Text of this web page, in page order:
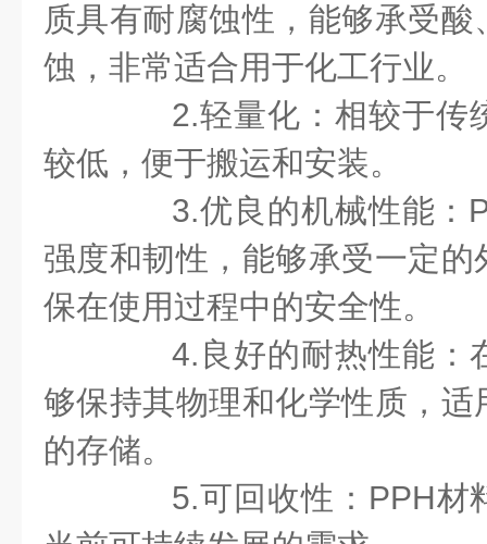
质具有耐腐蚀性，能够承受
蚀，非常适合用于化工行业。
2.轻量化：相较于传
较低，便于搬运和安装。
3.优良的机械性能：
强度和韧性，能够承受一定
保在使用过程中的安全性。
4.良好的耐热性能：
够保持其物理和化学性质，
的存储。
5.可回收性：PPH材